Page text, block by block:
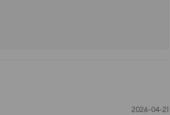
2026-04-21